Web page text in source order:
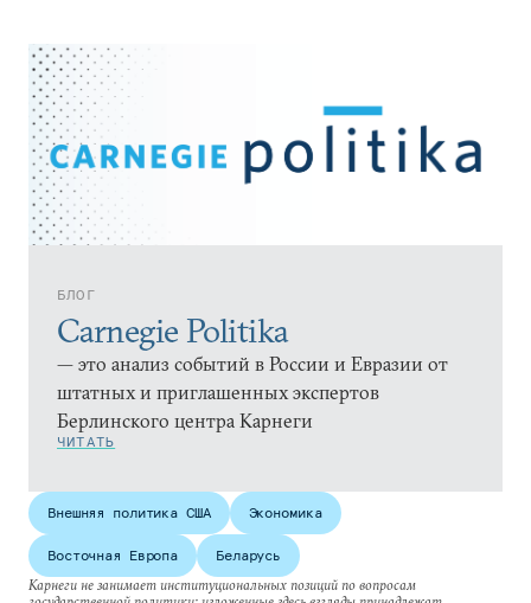
БЛОГ
Carnegie Politika
— это анализ событий в России и Евразии от
штатных и приглашенных экспертов
Берлинского центра Карнеги
ЧИТАТЬ
Внешняя политика США Экономика
Восточная Европа
Беларусь
Карнеги не занимает институциональных позиций по вопросам